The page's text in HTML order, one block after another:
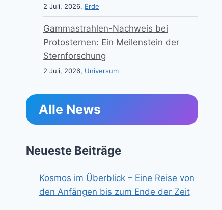
2 Juli, 2026, Erde
Gammastrahlen-Nachweis bei
Protosternen: Ein Meilenstein der
Sternforschung
2 Juli, 2026, Universum
Alle News
Neueste Beiträge
Kosmos im Überblick – Eine Reise von
den Anfängen bis zum Ende der Zeit